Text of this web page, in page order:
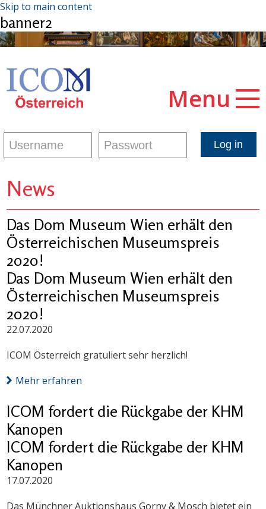
Skip to main content
banner2
Menu
News
Das Dom Museum Wien erhält den
Österreichischen Museumspreis
2020!
Das Dom Museum Wien erhält den
Österreichischen Museumspreis
2020!
22.07.2020
ICOM Österreich gratuliert sehr herzlich!
Mehr erfahren
ICOM fordert die Rückgabe der KHM
Kanopen
ICOM fordert die Rückgabe der KHM
Kanopen
17.07.2020
Das Münchner Auktionshaus Gorny & Mosch bietet ein